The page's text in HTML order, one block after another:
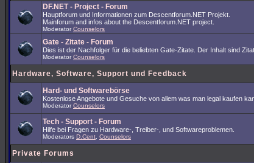
DF.NET - Project - Forum
Hauptforum und Informationen zum Descentforum.NET Projekt.
Mainforum and infos about the Descentforum.NET project.
Moderator Counselors
Gate - Zitate - Forum
Dies ist der Nachfolger für die beliebten Gate-Zitate. Der Inhalt sind
Moderator Counselors
Hardware, Software, Support und Feedback
Hard- und Softwarebörse
Kostenlose Angebote und Gesuche von allem was man legal kaufen
Moderator Counselors
Tech - Support - Forum
Hilfe bei Fragen zu Hardware-, Treiber-, und Softwareproblemen.
Moderators D.Cent Counselors
Private Forums